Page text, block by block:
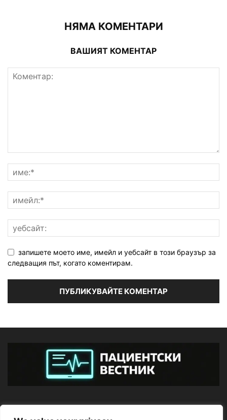
НЯМА КОМЕНТАРИ
ВАШИЯТ КОМЕНТАР
запишете моето име, имейл и уебсайт в този браузър за
следващия път, когато коментирам.